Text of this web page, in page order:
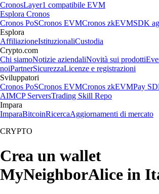
CronosLayer1 compatibile EVM
Esplora Cronos
Cronos PoSCronos EVMCronos zkEVMSDK
Esplora
AffiliazioneIstituzionaliCustodia
Crypto.com
Chi siamoNotizie aziendaliNovità sui prodotti
noiPartnerSicurezzaLicenze e registrazioni
Sviluppatori
Cronos PoSCronos EVMCronos zkEVMPay
AIMCP ServersTrading Skill Repo
Impara
ImparaBitcoinRicercaAggiornamenti di mercato
CRYPTO
Crea un wallet
MyNeighborAlice in